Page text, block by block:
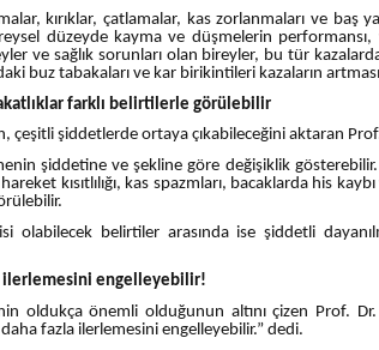
kırıklar, çatlamalar, kas zorlanmaları ve baş
düzeyde kayma ve düşmelerin
ve sağlık sorunları olan bireyler, bu tür
buz tabakaları ve kar birikintileri kazaların
farklı belirtilerle görülebilir
çeşitli şiddetlerde ortaya çıkabileceğini aktaran
şiddetine ve şekline göre değişiklik
kısıtlılığı, kas spazmları, bacaklarda his
olabilecek belirtiler arasında ise şiddetli
ilerlemesini engelleyebilir!
oldukça önemli olduğunun altını çizen Prof.
fazla ilerlemesini engelleyebilir.” dedi.